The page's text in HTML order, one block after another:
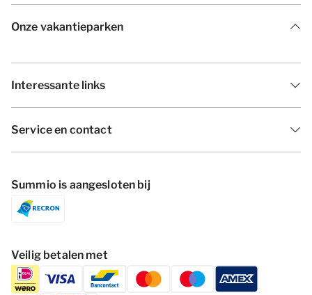
Onze vakantieparken
Interessante links
Service en contact
Summio is aangesloten bij
Veilig betalen met